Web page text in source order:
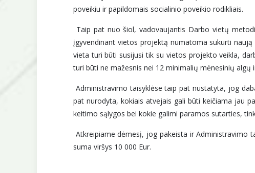
poveikiu ir papildomais socialinio poveikio rodikliais.
Taip pat nuo šiol, vadovaujantis Darbo vietų
įgyvendinant vietos projektą numatoma sukurti
vieta turi būti susijusi tik su vietos projekto veikla,
turi būti ne mažesnis nei 12 minimalių mėnesinių algų
Administravimo taisyklėse taip pat nustatyta, jog
pat nurodyta, kokiais atvejais gali būti keičiama jau
keitimo sąlygos bei kokie galimi paramos sutarties,
Atkreipiame dėmesį, jog pakeista ir Administravimo
suma viršys 10 000 Eur.